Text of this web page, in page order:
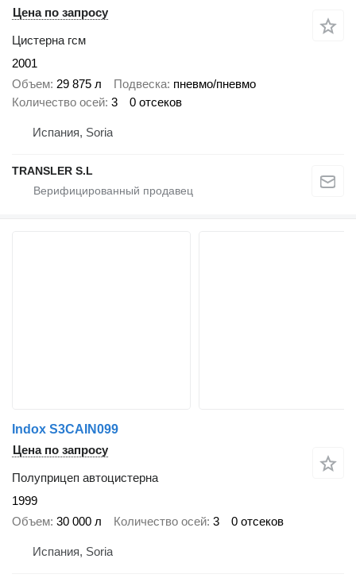
Цена по запросу
Цистерна гсм
2001
Объем 29 875 л Подвеска пневмо/пневмо
Количество осей 3 0 отсеков
Испания, Soria
TRANSLER S.L
Indox S3CAIN099
Цена по запросу
Полуприцеп автоцистерна
1999
Объем 30 000 л Количество осей 3 0 отсеков
Испания, Soria